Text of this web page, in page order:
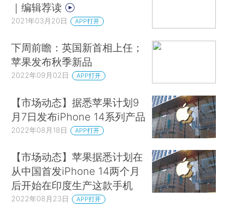
｜编辑荐读
2021年03月20日 APP打开
下周前瞻：英国新首相上任；
苹果发布秋季新品
2022年09月02日 APP打开
【市场动态】据悉苹果计划9
月7日发布iPhone 14系列产品
2022年08月18日 APP打开
【市场动态】苹果据悉计划在
从中国首发iPhone 14两个月
后开始在印度生产这款手机
2022年08月23日 APP打开